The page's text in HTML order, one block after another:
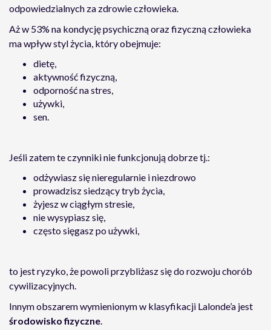
odpowiedzialnych za zdrowie człowieka.
Aż w 53% na kondycję psychiczną oraz fizyczną człowieka
ma wpływ styl życia, który obejmuje:
dietę,
aktywność fizyczną,
odporność na stres,
używki,
sen.
Jeśli zatem te czynniki nie funkcjonują dobrze tj.:
odżywiasz się nieregularnie i niezdrowo
prowadzisz siedzący tryb życia,
żyjesz w ciągłym stresie,
nie wysypiasz się,
często sięgasz po używki,
to jest ryzyko, że powoli przybliżasz się do rozwoju chorób
cywilizacyjnych.
Innym obszarem wymienionym w klasyfikacji Lalonde’a jest
środowisko fizyczne.